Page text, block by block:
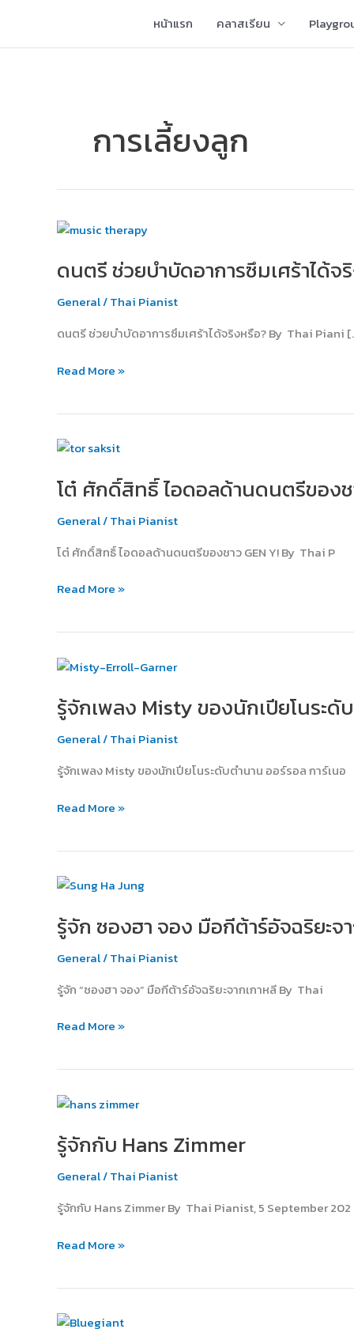
content
หน้าแรก คลาสเรียน
การเลี้ยงลูก
ดนตรี ช่วยบำบัดอาการซึมเศร้าได้จ
General/Thai Pianist
ดนตรี ช่วยบำบัดอาการซึมเศร้าได้จริงหรือ? By Thai Piani
ดนตรี
บำบัด
ซึม
ได้
หรือ?
Read More »
โต๋ ศักดิ์สิทธิ์ ไอดอลด้านดนตรีของช
General/Thai Pianist
โต๋ ศักดิ์สิทธิ์ ไอดอลด้านดนตรีของชาว GEN Y! By Thai P
โต๋
ไอ
ลด้าน
ของ
GEN
Read More »
รู้จักเพลง Misty ของนักเปียโนระดั
General/Thai Pianist
รู้จักเพลง Misty ของนักเปียโนระดับตำนาน ออร์รอล การ์เนอ
รู้จัก
Misty
ของ
นัก
โน
ตำนาน
รอล
การ์
เนอ
(Erroll
Read More »
รู้จัก ซองฮา จอง มือกีต้าร์อัจฉริยะจ
General/Thai Pianist
รู้จัก “ซองฮา จอง” มือกีต้าร์อัจฉริยะจากเกาหลี By Thai
รู้จัก
ฮา
จอง
มือ
อัจฉริยะ
เกาหลี
Read More »
รู้จักกับ Hans Zimmer
General/Thai Pianist
รู้จักกับ Hans Zimmer By Thai Pianist, 5 September 202
รู้จัก
Hans
Zimmer
Read More »
ชวน